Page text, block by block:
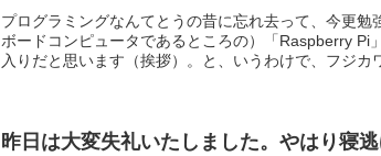
プログラミングなんてとうの昔に忘れ去って、今更
ボードコンピュータであるところの）「Raspberry Pi
入りだと思います（挨拶）。と、いうわけで、フジカ
昨日は大変失礼いたしました。やはり寝